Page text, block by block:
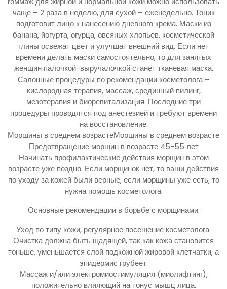
чаще – 2 раза в неделю, для сухой – еженедельно. Тоник
подготовит лицо к нанесению дневного крема. Маски из
банана, йогурта, огурца, овсяных хлопьев, косметической
глины освежат цвет и улучшат внешний вид. Если нет
времени делать маски самостоятельно, то для занятых
женщин палочкой-выручалочкой станет тканевая маска.
Салонные процедуры по рекомендации косметолога –
кислородная терапия, массаж, срединный пилинг,
мезотерапия и биоревитализация. Последние три
процедуры проводятся под анестезией и требуют времени
на восстановление.
Морщины в среднем возрастеМорщины в среднем возрасте
Предотвращение морщин в возрасте 45-55 лет
Начинать профилактические действия морщин в этом
возрасте уже поздно. Если морщинок нет, то ваши действия
по уходу за кожей были верные, если морщины уже есть, то
нужна помощь косметолога.
Основные рекомендации в борьбе с морщинами:
Уход по типу кожи, регулярное посещение косметолога.
Очистка должна быть щадящей, так как кожа становится
тоньше, уменьшается слой подкожной жировой клетчатки, а
эпидермис грубеет.
Массаж и/или электромиостимуляция (миолифтинг),
положительно влияющий на тонус мышц лица.